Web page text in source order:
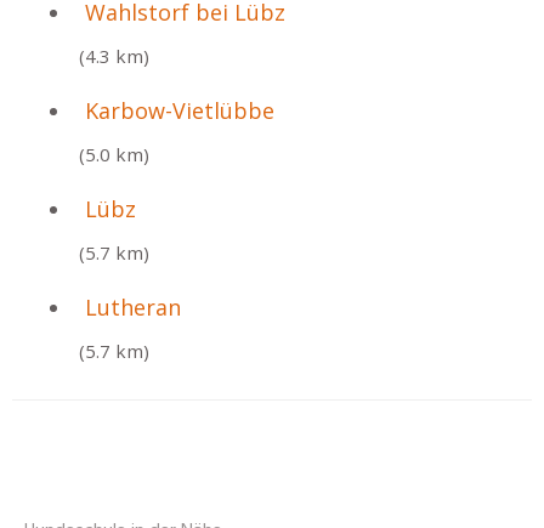
Wahlstorf bei Lübz
(4.3 km)
Karbow-Vietlübbe
(5.0 km)
Lübz
(5.7 km)
Lutheran
(5.7 km)